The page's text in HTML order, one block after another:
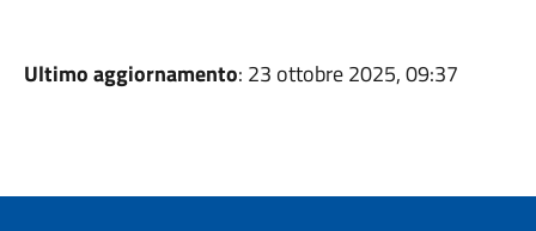
Ultimo aggiornamento: 23 ottobre 2025, 09:37